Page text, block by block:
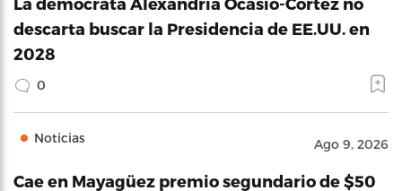
descarta buscar la Presidencia de EE.UU. en
2028
0
Noticias Ago 9, 2026
Cae en Mayagüez premio segundario de $50